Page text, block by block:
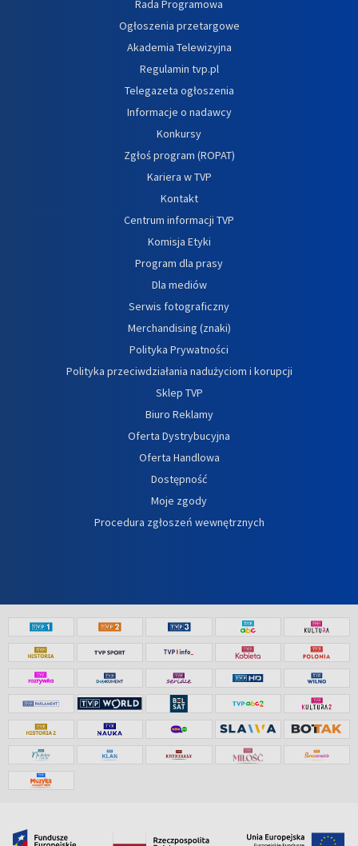
Rada Programowa
Ogłoszenia przetargowe
Akademia Telewizyjna
Regulamin tvp.pl
Telegazeta ogłoszenia
Informacje o nadawcy
Konkursy
Zgłoś program (ROPAT)
Kariera w TVP
Kontakt
Centrum informacji TVP
Komisja Etyki
Program dla prasy
Dla mediów
Serwis fotograficzny
Merchandising (znaki)
Polityka Prywatności
Polityka przeciwdziałania nadużyciom i korupcji
Sklep TVP
Biuro Reklamy
Oferta Dystrybucyjna
Oferta Handlowa
Dostępność
Moje zgody
Procedura zgłoszeń wewnętrznych